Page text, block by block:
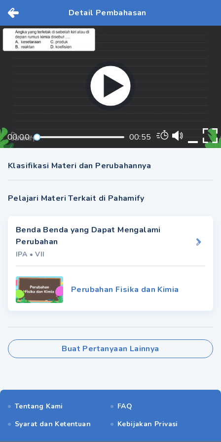
Detail Pembahasan
00:00 00:55
Klasifikasi Materi dan Perubahannya
Pelajari Materi Terkait di Pahamify
Benda Benda yang Dapat Mengalami
Perubahan
IPA •VII
Perubahan Fisika dan Kimia
Buat Pertanyaan Lainnya
Tentang Kami
FAQ
Syarat dan Ketentuan
Kebijakan Privasi